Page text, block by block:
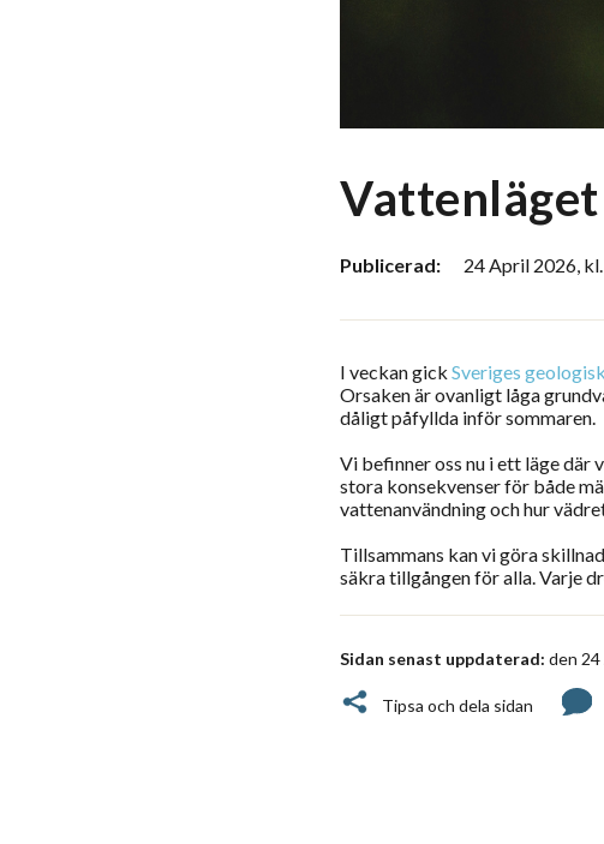
Vattenläget
Publicerad: 24 April 2026,
I veckan gick Sveriges
Orsaken är ovanligt låga
dåligt påfyllda inför sommaren.
Vi befinner oss nu i ett läge
stora konsekvenser för både
vattenanvändning och hur
Tillsammans kan vi göra
säkra tillgången för alla. Varje
Sidan senast uppdaterad: den
Tipsa och dela sidan